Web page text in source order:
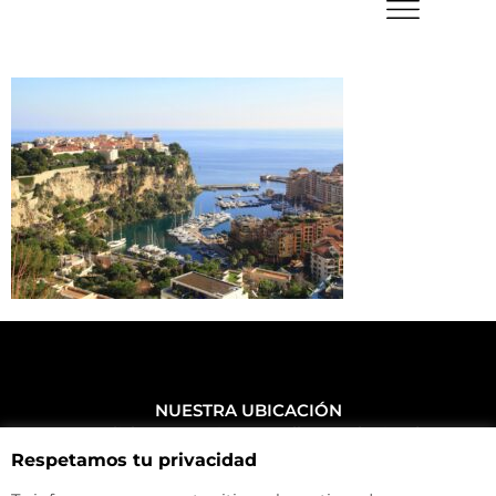
NUESTRA UBICACIÓN
Haz click aquí y mira como llegar a la tienda
CONTACTA CON NOSOTROS
+34 972 500 449
Respetamos tu privacidad